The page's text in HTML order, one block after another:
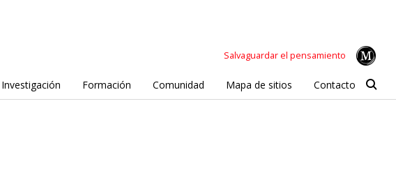
Salvaguardar el pensamiento
Investigación Formación Comunidad Mapa de sitios Contacto